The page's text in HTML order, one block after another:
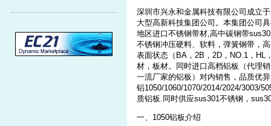
深圳市兴永和金属科技有限公司成立
大型高新科技集团公司。本集团公司
地区进口不锈钢带材,高中碳钢带
不锈钢冲压硬料、软料，弹簧钢带，
表面状态（BA，2B，2D，NO.1，HL
材，板材。同时进口高档铝板（代理
一流厂家的铝板）对内销售，品质优
铝1050/1060/1070/2014/2024/3003/
质铝板.同时供应sus301不锈钢，
一、1050铝板介绍